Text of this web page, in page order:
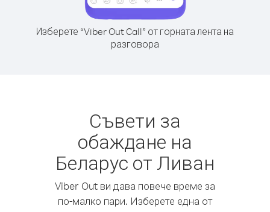
Изберете “Viber Out Call” от горната лента на
разговора
Съвети за
обаждане на
Беларус от Ливан
Viber Out ви дава повече време за
по-малко пари. Изберете една от